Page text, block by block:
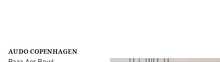
AUDO COPENHAGEN